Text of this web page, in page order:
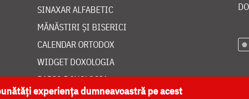
SINAXAR ALFABETIC
MĂNĂSTIRI ȘI BISERICI
CALENDAR ORTODOX
WIDGET DOXOLOGIA
RADIO DOXOLOGIA
experiența dumneavoastră pe acest